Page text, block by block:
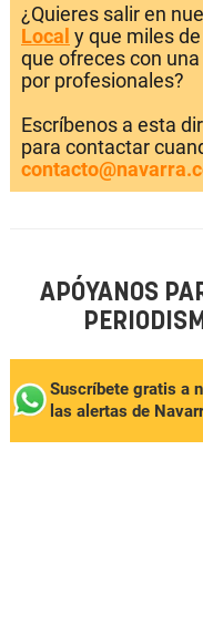
¿Quieres salir en
Local y que miles
que ofreces con
por profesionales?
Escríbenos a esta
para contactar
APÓYANOS
Suscríbete gratis a
las alertas de